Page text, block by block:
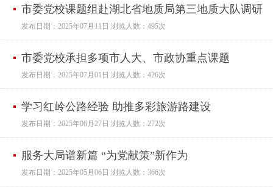
市委党校课题组赴湖北省地质局第三地质大队调研
发布日期：2025年07月11日 浏览人数：495次
市委党校承担多项市人大、市政协重点课题
发布日期：2025年07月01日 浏览人数：426次
学习红岭公路经验 助推多彩旅游路建设
发布日期：2025年06月27日 浏览人数：272次
服务大局谱新篇 “为党献策”新作为
发布日期：2025年05月06日 浏览人数：366次